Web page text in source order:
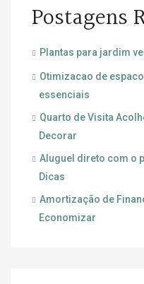
Postagens
Plantas para jardim
Otimizacao de
essenciais
Quarto de Visita
Decorar
Aluguel direto com o
Dicas
Amortização de
Economizar